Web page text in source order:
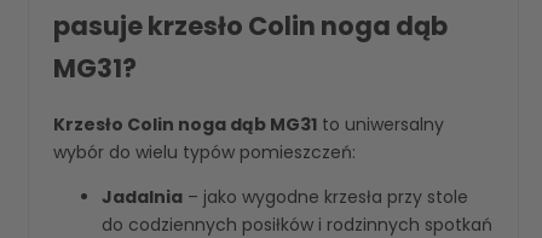
pasuje krzesło Colin noga dąb
MG31?
Krzesło Colin noga dąb MG31 to uniwersalny
wybór do wielu typów pomieszczeń:
Jadalnia – jako wygodne krzesła przy stole
do codziennych posiłków i rodzinnych spotkań